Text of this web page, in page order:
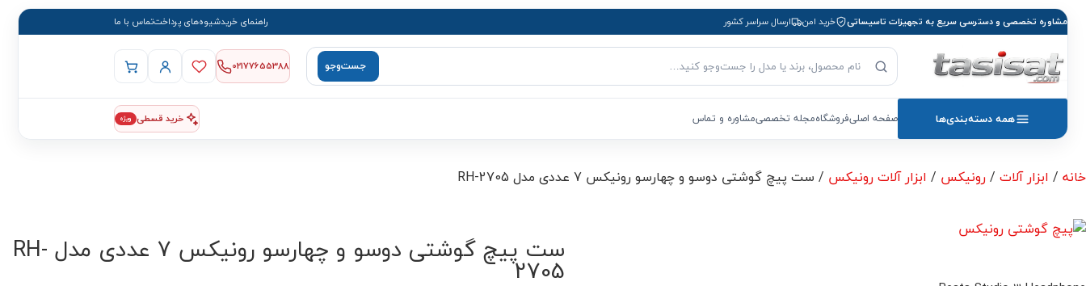
مشاوره تخصصی و دسترسی سریع به تجهیزات تاسیساتی خرید امن ارسال سراسر کشور راهنمای خریدشیوه‌های پرداختتماس با ما
بازگشت به صفحه اصلی جست‌وجوی محصول جست‌وجو 02177655388
همه دسته‌بندی‌ها صفحه اصلیفروشگاهمجله تخصصیمشاوره و تماس خرید قسطی ویژه
خانه / ابزار آلات / رونیکس / ابزار آلات رونیکس / ست پیچ گوشتی دوسو و چهارسو رونیکس 7 عددی مدل RH-2705
ست پیچ گوشتی دوسو و چهارسو رونیکس 7 عددی مدل RH-
2705